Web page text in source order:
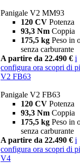
Panigale V2 MM93
120 CV Potenza
93,3 Nm Coppia
175,5 kg Peso in
senza carburante
A partire da 22.490 € i
configura ora scopri di
V2 FB63
Panigale V2 FB63
120 CV Potenza
93,3 Nm Coppia
175,5 kg Peso in
senza carburante
A partire da 22.490 € i
configura ora scopri di
V4